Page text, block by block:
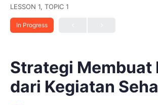
LESSON 1, TOPIC 1
In Progress
Strategi Membuat
dari Kegiatan